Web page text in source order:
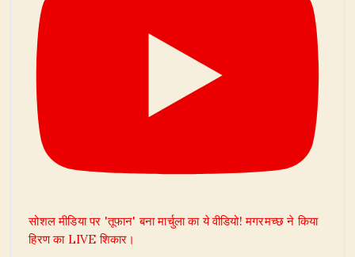
सोशल मीडिया पर 'तूफान' बना मार्चुला का ये वीडियो! मगरमच्छ ने किया
हिरण का LIVE शिकार।